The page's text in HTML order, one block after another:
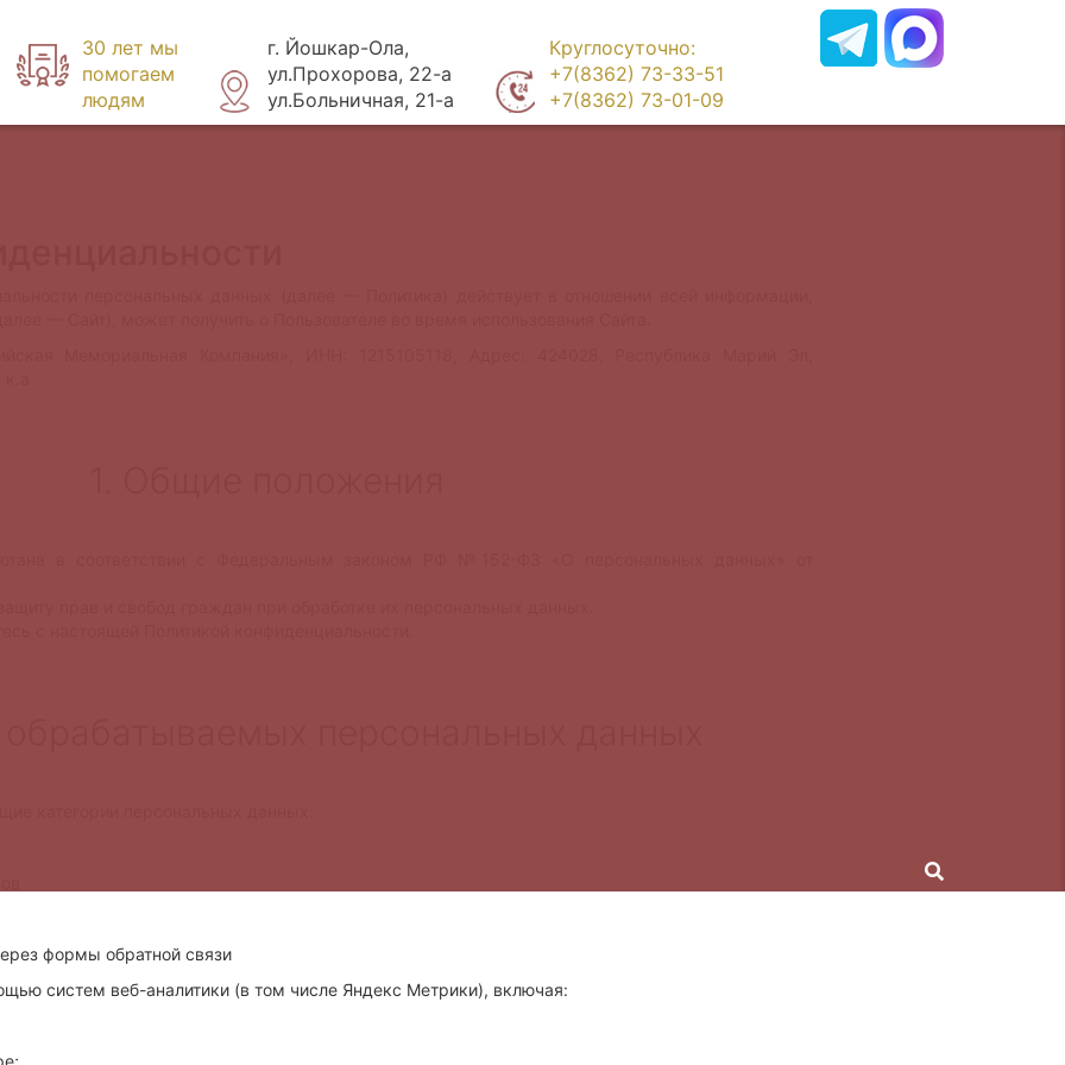
30 лет мы
помогаем
людям
г. Йошкар-Ола,
ул.Прохорова, 22-а
ул.Больничная, 21-а
Круглосуточно:
+7(8362) 73-33-51
+7(8362) 73-01-09
персональных данных (далее — Политика) действует в отношении всей информации,
в соответствии с Федеральным законом РФ №152-ФЗ «О персональных данных» от
прав и свобод граждан при обработке их персональных данных.
с настоящей Политикой конфиденциальности.
формы обратной связи
систем веб-аналитики (в том числе Яндекс Метрики), включая: